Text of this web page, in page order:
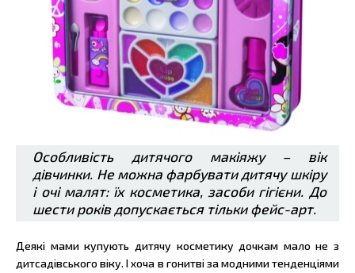
Особливість дитячого макіяжу – вік
дівчинки. Не можна фарбувати дитячу шкіру
і очі малят: їх косметика, засоби гігієни. До
шести років допускається тільки фейс-арт.
Деякі мами купують дитячу косметику дочкам мало не з
дитсадівського віку. І хоча в гонитві за модними тенденціями